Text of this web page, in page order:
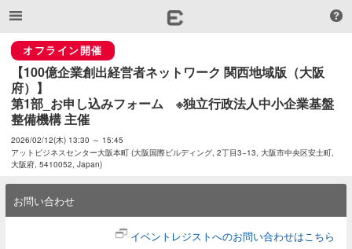
オフライン開催
【100億企業創出経営者ネットワーク 関西地域版（大阪
府）】
第1部_お申し込みフォーム　※独立行政法人中小企業基盤
整備機構 主催
2026/02/12(木) 13:30 ～ 15:45
アットビジネスセンター大阪本町 (大阪国際ビルディング, 2丁目3−13, 大阪市中央区安土町,
大阪府, 5410052, Japan)
お問い合わせ
イベントレジストへのお問い合わせはこちら